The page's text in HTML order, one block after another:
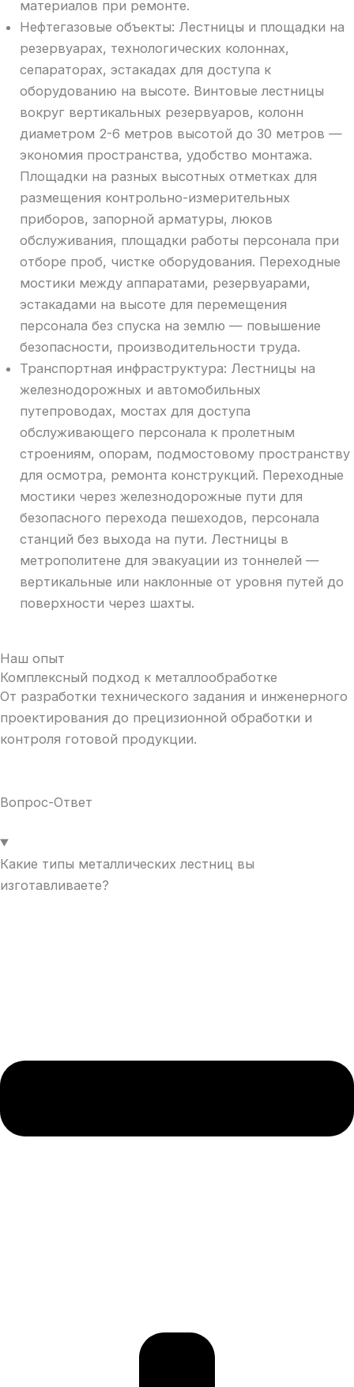
материалов при ремонте.
Нефтегазовые объекты: Лестницы и площадки на
резервуарах, технологических колоннах,
сепараторах, эстакадах для доступа к
оборудованию на высоте. Винтовые лестницы
вокруг вертикальных резервуаров, колонн
диаметром 2-6 метров высотой до 30 метров —
экономия пространства, удобство монтажа.
Площадки на разных высотных отметках для
размещения контрольно-измерительных
приборов, запорной арматуры, люков
обслуживания, площадки работы персонала при
отборе проб, чистке оборудования. Переходные
мостики между аппаратами, резервуарами,
эстакадами на высоте для перемещения
персонала без спуска на землю — повышение
безопасности, производительности труда.
Транспортная инфраструктура: Лестницы на
железнодорожных и автомобильных
путепроводах, мостах для доступа
обслуживающего персонала к пролетным
строениям, опорам, подмостовому пространству
для осмотра, ремонта конструкций. Переходные
мостики через железнодорожные пути для
безопасного перехода пешеходов, персонала
станций без выхода на пути. Лестницы в
метрополитене для эвакуации из тоннелей —
вертикальные или наклонные от уровня путей до
поверхности через шахты.
Наш опыт
Комплексный подход к металлообработке
От разработки технического задания и инженерного
проектирования до прецизионной обработки и
контроля готовой продукции.
Вопрос-Ответ
Какие типы металлических лестниц вы
изготавливаете?